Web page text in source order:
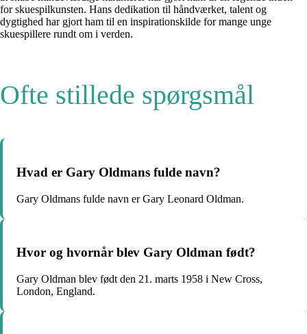
for skuespilkunsten. Hans dedikation til håndværket, talent og
dygtighed har gjort ham til en inspirationskilde for mange unge
skuespillere rundt om i verden.
Ofte stillede spørgsmål
Hvad er Gary Oldmans fulde navn?
Gary Oldmans fulde navn er Gary Leonard Oldman.
Hvor og hvornår blev Gary Oldman født?
Gary Oldman blev født den 21. marts 1958 i New Cross,
London, England.